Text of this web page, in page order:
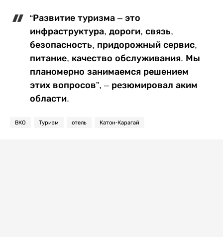
“Развитие туризма – это
инфраструктура, дороги, связь,
безопасность, придорожный сервис,
питание, качество обслуживания. Мы
планомерно занимаемся решением
этих вопросов”, – резюмировал аким
области.
ВКО Туризм отель Катон-Карагай